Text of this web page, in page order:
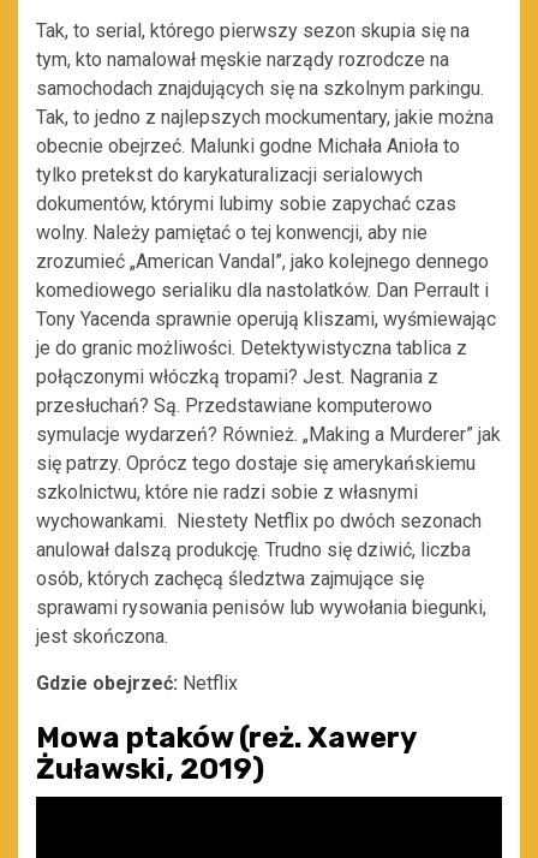
Tak, to serial, którego pierwszy sezon skupia się na
tym, kto namalował męskie narządy rozrodcze na
samochodach znajdujących się na szkolnym parkingu.
Tak, to jedno z najlepszych mockumentary, jakie można
obecnie obejrzeć. Malunki godne Michała Anioła to
tylko pretekst do karykaturalizacji serialowych
dokumentów, którymi lubimy sobie zapychać czas
wolny. Należy pamiętać o tej konwencji, aby nie
zrozumieć „American Vandal”, jako kolejnego dennego
komediowego serialiku dla nastolatków. Dan Perrault i
Tony Yacenda sprawnie operują kliszami, wyśmiewając
je do granic możliwości. Detektywistyczna tablica z
połączonymi włóczką tropami? Jest. Nagrania z
przesłuchań? Są. Przedstawiane komputerowo
symulacje wydarzeń? Również. „Making a Murderer” jak
się patrzy. Oprócz tego dostaje się amerykańskiemu
szkolnictwu, które nie radzi sobie z własnymi
wychowankami. Niestety Netflix po dwóch sezonach
anulował dalszą produkcję. Trudno się dziwić, liczba
osób, których zachęcą śledztwa zajmujące się
sprawami rysowania penisów lub wywołania biegunki,
jest skończona.
Gdzie obejrzeć: Netflix
Mowa ptaków (reż. Xawery
Żuławski, 2019)